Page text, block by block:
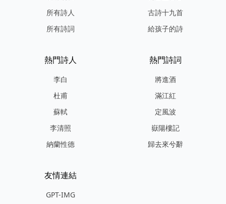
所有詩人
所有詩詞
古詩十九首
給孩子的詩
熱門詩人
李白
杜甫
蘇軾
李清照
納蘭性德
熱門詩詞
將進酒
滿江紅
定風波
嶽陽樓記
歸去來兮辭
友情連結
GPT-IMG